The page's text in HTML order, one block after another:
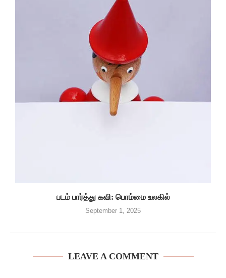
படம் பார்த்து கவி: பொம்மை உலகில்
September 1, 2025
LEAVE A COMMENT